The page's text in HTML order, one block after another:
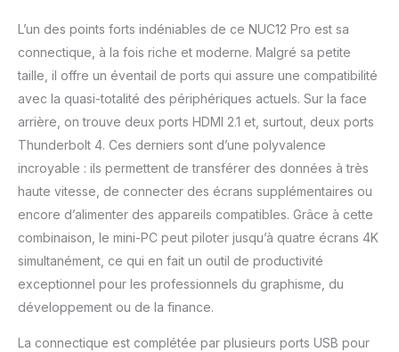
L’un des points forts indéniables de ce NUC12 Pro est sa
connectique, à la fois riche et moderne. Malgré sa petite
taille, il offre un éventail de ports qui assure une compatibilité
avec la quasi-totalité des périphériques actuels. Sur la face
arrière, on trouve deux ports HDMI 2.1 et, surtout, deux ports
Thunderbolt 4. Ces derniers sont d’une polyvalence
incroyable : ils permettent de transférer des données à très
haute vitesse, de connecter des écrans supplémentaires ou
encore d’alimenter des appareils compatibles. Grâce à cette
combinaison, le mini-PC peut piloter jusqu’à quatre écrans 4K
simultanément, ce qui en fait un outil de productivité
exceptionnel pour les professionnels du graphisme, du
développement ou de la finance.
La connectique est complétée par plusieurs ports USB pour